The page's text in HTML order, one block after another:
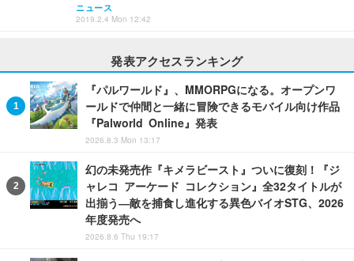
ニュース
2019.2.4 Mon 12:42
発表アクセスランキング
『パルワールド』、MMORPGになる。オープンワ
ールドで仲間と一緒に冒険できるモバイル向け作品
『Palworld Online』発表
2026.8.3 Mon 13:17
幻の未発売作『キメラビースト』ついに復刻！『ジ
ャレコ アーケード コレクション』全32タイトルが
出揃う―敵を捕食し進化する異色バイオSTG、2026
年度発売へ
2026.8.6 Thu 19:17